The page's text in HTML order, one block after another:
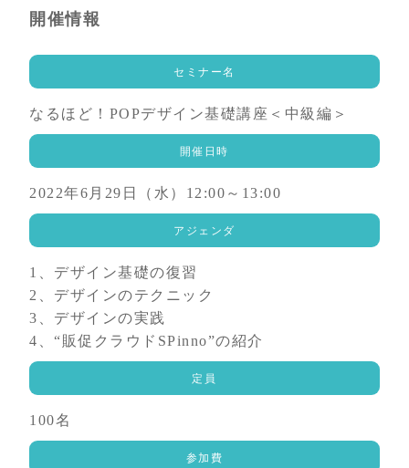
開催情報
セミナー名
なるほど！POPデザイン基礎講座＜中級編＞
開催日時
2022年6月29日（水）12:00～13:00
アジェンダ
1、デザイン基礎の復習
2、デザインのテクニック
3、デザインの実践
4、“販促クラウドSPinno”の紹介
定員
100名
参加費